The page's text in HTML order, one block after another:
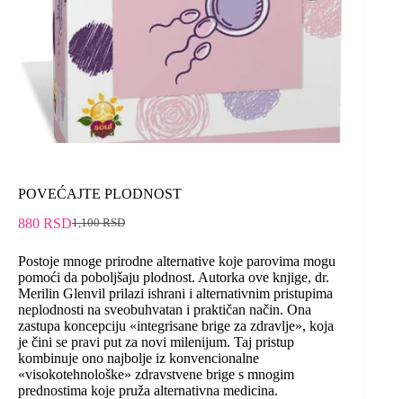
POVEĆAJTE PLODNOST
1,100RSD
880 RSD
Postoje mnoge prirodne alternative koje parovima mogu
pomoći da poboljšaju plodnost. Autorka ove knjige, dr.
Merilin Glenvil prilazi ishrani i alternativnim pristupima
neplodnosti na sveobuhvatan i praktičan način. Ona
zastupa koncepciju «integrisane brige za zdravlje», koja
je čini se pravi put za novi milenijum. Taj pristup
kombinuje ono najbolje iz konvencionalne
«visokotehnološke» zdravstvene brige s mnogim
prednostima koje pruža alternativna medicina.